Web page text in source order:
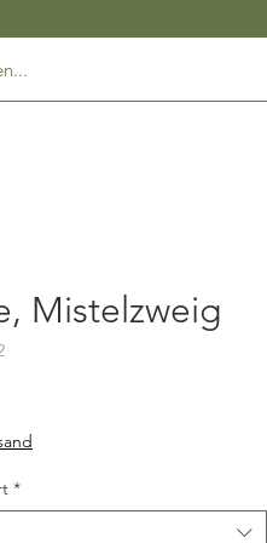
Mistelzweig
*